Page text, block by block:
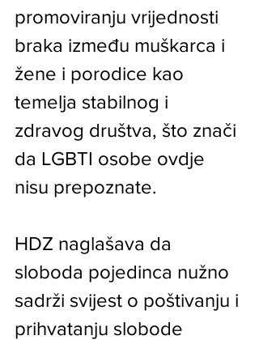
promoviranju vrijednosti
braka između muškarca i
žene i porodice kao
temelja stabilnog i
zdravog društva, što znači
da LGBTI osobe ovdje
nisu prepoznate.
HDZ naglašava da
sloboda pojedinca nužno
sadrži svijest o poštivanju i
prihvatanju slobode